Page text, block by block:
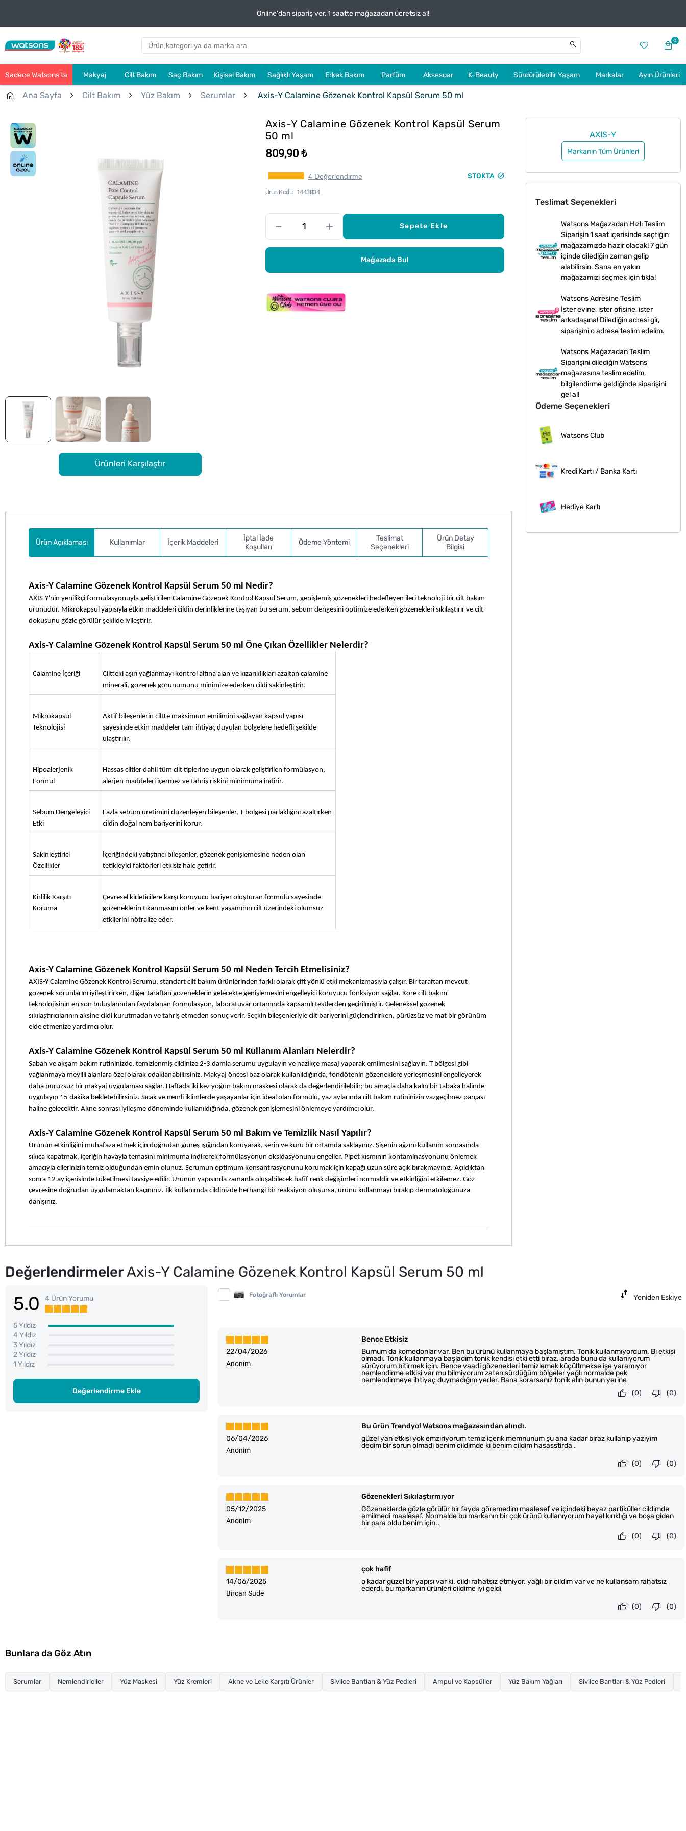
Online'dan sipariş ver, 1 saatte mağazadan ücretsiz al!
0
Sadece Watsons’ta Makyaj Cilt Bakım Saç Bakım Kişisel Bakım Sağlıklı Yaşam Erkek Bakım Parfüm Aksesuar K-Beauty Sürdürülebilir Yaşam Markalar Ayın Ürünleri
Ana Sayfa Cilt Bakım Yüz Bakım Serumlar Axis-Y Calamine Gözenek Kontrol Kapsül Serum 50 ml
Ürünleri Karşılaştır
Axis-Y Calamine Gözenek Kontrol Kapsül Serum
50 ml
809,90 ₺
4 Değerlendirme STOKTA
Ürün Kodu 1443834
– + Sepete Ekle
Mağazada Bul
AXIS-Y
Markanın Tüm Ürünleri
Teslimat Seçenekleri
Watsons Mağazadan Hızlı Teslim
Siparişin 1 saat içerisinde seçtiğin
mağazamızda hazır olacak! 7 gün
içinde dilediğin zaman gelip
alabilirsin. Sana en yakın
mağazamızı seçmek için tıkla!
Watsons Adresine Teslim
İster evine, ister ofisine, ister
arkadaşına! Dilediğin adresi gir,
siparişini o adrese teslim edelim.
Watsons Mağazadan Teslim
Siparişini dilediğin Watsons
mağazasına teslim edelim,
bilgilendirme geldiğinde siparişini
gel al!
Ödeme Seçenekleri
Watsons Club
Kredi Kartı / Banka Kartı
Hediye Kartı
Ürün Açıklaması Kullanımlar İçerik Maddeleri
İptal İade
Koşulları
Ödeme Yöntemi
Teslimat
Seçenekleri
Ürün Detay
Bilgisi
Axis-Y Calamine Gözenek Kontrol Kapsül Serum 50 ml Nedir?
AXIS-Y'nin yenilikçi formülasyonuyla geliştirilen Calamine Gözenek Kontrol Kapsül Serum, genişlemiş gözenekleri hedefleyen ileri teknoloji bir cilt bakım
ürünüdür. Mikrokapsül yapısıyla etkin maddeleri cildin derinliklerine taşıyan bu serum, sebum dengesini optimize ederken gözenekleri sıkılaştırır ve cilt
dokusunu gözle görülür şekilde iyileştirir.
Axis-Y Calamine Gözenek Kontrol Kapsül Serum 50 ml Öne Çıkan Özellikler Nelerdir?
Calamine İçeriği
Ciltteki aşırı yağlanmayı kontrol altına alan ve kızarıklıkları azaltan calamine
minerali, gözenek görünümünü minimize ederken cildi sakinleştirir.
Mikrokapsül
Teknolojisi
Aktif bileşenlerin ciltte maksimum emilimini sağlayan kapsül yapısı
sayesinde etkin maddeler tam ihtiyaç duyulan bölgelere hedefli şekilde
ulaştırılır.
Hipoalerjenik
Formül
Hassas ciltler dahil tüm cilt tiplerine uygun olarak geliştirilen formülasyon,
alerjen maddeleri içermez ve tahriş riskini minimuma indirir.
Sebum Dengeleyici
Etki
Fazla sebum üretimini düzenleyen bileşenler, T bölgesi parlaklığını azaltırken
cildin doğal nem bariyerini korur.
Sakinleştirici
Özellikler
İçeriğindeki yatıştırıcı bileşenler, gözenek genişlemesine neden olan
tetikleyici faktörleri etkisiz hale getirir.
Kirlilik Karşıtı
Koruma
Çevresel kirleticilere karşı koruyucu bariyer oluşturan formülü sayesinde
gözeneklerin tıkanmasını önler ve kent yaşamının cilt üzerindeki olumsuz
etkilerini nötralize eder.
Axis-Y Calamine Gözenek Kontrol Kapsül Serum 50 ml Neden Tercih Etmelisiniz?
AXIS-Y Calamine Gözenek Kontrol Serumu, standart cilt bakım ürünlerinden farklı olarak çift yönlü etki mekanizmasıyla çalışır. Bir taraftan mevcut
gözenek sorunlarını iyileştirirken, diğer taraftan gözeneklerin gelecekte genişlemesini engelleyici koruyucu fonksiyon sağlar. Kore cilt bakım
teknolojisinin en son buluşlarından faydalanan formülasyon, laboratuvar ortamında kapsamlı testlerden geçirilmiştir. Geleneksel gözenek
sıkılaştırıcılarının aksine cildi kurutmadan ve tahriş etmeden sonuç verir. Seçkin bileşenleriyle cilt bariyerini güçlendirirken, pürüzsüz ve mat bir görünüm
elde etmenize yardımcı olur.
Axis-Y Calamine Gözenek Kontrol Kapsül Serum 50 ml Kullanım Alanları Nelerdir?
Sabah ve akşam bakım rutininizde, temizlenmiş cildinize 2-3 damla serumu uygulayın ve nazikçe masaj yaparak emilmesini sağlayın. T bölgesi gibi
yağlanmaya meyilli alanlara özel olarak odaklanabilirsiniz. Makyaj öncesi baz olarak kullanıldığında, fondötenin gözeneklere yerleşmesini engelleyerek
daha pürüzsüz bir makyaj uygulaması sağlar. Haftada iki kez yoğun bakım maskesi olarak da değerlendirilebilir; bu amaçla daha kalın bir tabaka halinde
uygulayıp 15 dakika bekletebilirsiniz. Sıcak ve nemli iklimlerde yaşayanlar için ideal olan formülü, yaz aylarında cilt bakım rutininizin vazgeçilmez parçası
haline gelecektir. Akne sonrası iyileşme döneminde kullanıldığında, gözenek genişlemesini önlemeye yardımcı olur.
Axis-Y Calamine Gözenek Kontrol Kapsül Serum 50 ml Bakım ve Temizlik Nasıl Yapılır?
Ürünün etkinliğini muhafaza etmek için doğrudan güneş ışığından koruyarak, serin ve kuru bir ortamda saklayınız. Şişenin ağzını kullanım sonrasında
sıkıca kapatmak, içeriğin havayla temasını minimuma indirerek formülasyonun oksidasyonunu engeller. Pipet kısmının kontaminasyonunu önlemek
amacıyla ellerinizin temiz olduğundan emin olunuz. Serumun optimum konsantrasyonunu korumak için kapağı uzun süre açık bırakmayınız. Açıldıktan
sonra 12 ay içerisinde tüketilmesi tavsiye edilir. Ürünün yapısında zamanla oluşabilecek hafif renk değişimleri normaldir ve etkinliğini etkilemez. Göz
çevresine doğrudan uygulamaktan kaçınınız. İlk kullanımda cildinizde herhangi bir reaksiyon oluşursa, ürünü kullanmayı bırakıp dermatoloğunuza
danışınız.
DeğerlendirmelerAxis-Y Calamine Gözenek Kontrol Kapsül Serum 50 ml
5.0 4 Ürün Yorumu
5 Yıldız
4 Yıldız
3 Yıldız
2 Yıldız
1 Yıldız
Değerlendirme Ekle
Fotoğraflı Yorumlar Yeniden Eskiye
22/04/2026
Bence Etkisiz
Burnum da komedonlar var. Ben bu ürünü kullanmaya başlamıştım. Tonik kullanmıyordum. Bi etkisi
olmadı. Tonik kullanmaya başladım tonik kendisi etki etti biraz. arada bunu da kullanıyorum
sürüyorum bitirmek için. Bence vaadi gözenekleri temizlemek küçültmekse işe yaramıyor
nemlendirme etkisi var mu bilmiyorum zaten sürdüğüm bölgeler yağlı normalde pek
nemlendirmeye ihtiyaç duymadığım yerler. Bana sorarsanız tonik alın bunun yerine
Anonim
(0)
(0)
06/04/2026
Bu ürün Trendyol Watsons mağazasından alındı.
güzel yan etkisi yok emziriyorum temiz içerik memnunum şu ana kadar biraz kullanıp yazıyım
dedim bir sorun olmadi benim cildimde ki benim cildim hasasstirda .
Anonim
(0)
(0)
05/12/2025
Gözenekleri Sıkılaştırmıyor
Gözeneklerde gözle görülür bir fayda göremedim maalesef ve içindeki beyaz partiküller cildimde
emilmedi maalesef. Normalde bu markanın bir çok ürünü kullanıyorum hayal kırıklığı ve boşa giden
bir para oldu benim için..
Anonim
(0)
(0)
14/06/2025
çok hafif
o kadar güzel bir yapısı var ki. cildi rahatsız etmiyor. yağlı bir cildim var ve ne kullansam rahatsız
ederdi. bu markanın ürünleri cildime iyi geldi
Bircan Sude
(0)
(0)
Bunlara da Göz Atın
Serumlar Nemlendiriciler Yüz Maskesi Yüz Kremleri Akne ve Leke Karşıtı Ürünler Sivilce Bantları & Yüz Pedleri Ampul ve Kapsüller Yüz Bakım Yağları Sivilce Bantları & Yüz Pedleri